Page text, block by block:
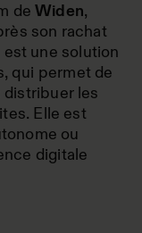
deWiden,
son rachat
une solution
qui permet de
les
Elle est
ou
digitale